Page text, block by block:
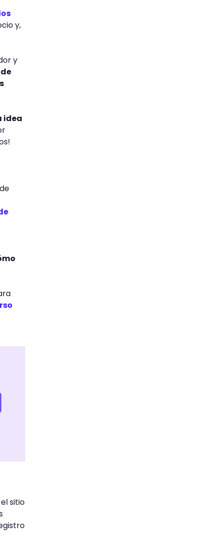
y,
y
idea
sitio